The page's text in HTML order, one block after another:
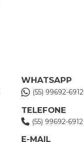
WHATSAPP
(55) 99692-6912
TELEFONE
(55) 99692-6912
E-MAIL